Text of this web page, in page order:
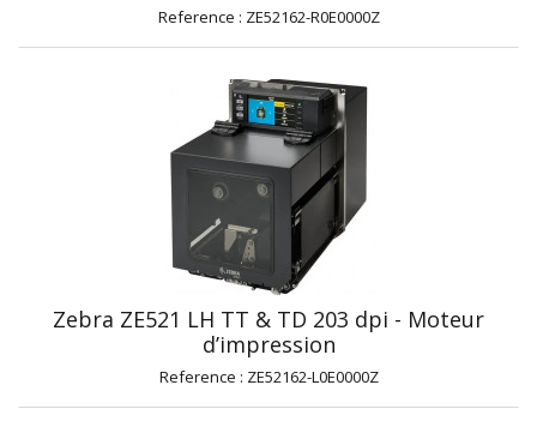
Reference : ZE52162-R0E0000Z
Zebra ZE521 LH TT & TD 203 dpi - Moteur
d’impression
Reference : ZE52162-L0E0000Z